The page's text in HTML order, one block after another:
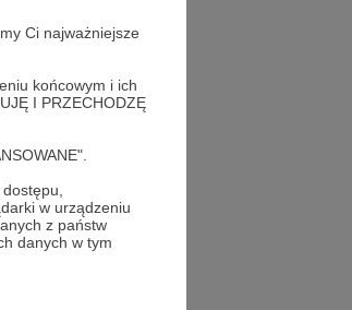
Ci najważniejsze
końcowym i ich
I PRZECHODZĘ
w urządzeniu
z państw
danych w tym